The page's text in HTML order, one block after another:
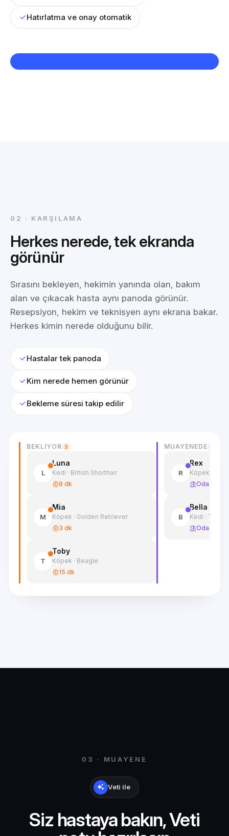
Hatırlatma ve onay otomatik
02 · KARŞILAMA
Herkes nerede, tek ekranda
görünür
Sırasını bekleyen, hekimin yanında olan, bakım
alan ve çıkacak hasta aynı panoda görünür.
Resepsiyon, hekim ve teknisyen aynı ekrana bakar.
Herkes kimin nerede olduğunu bilir.
Hastalar tek panoda
Kim nerede hemen görünür
Bekleme süresi takip edilir
BEKLIYOR 3
L
Luna
Kedi · British Shorthair
8 dk
M
Mia
Köpek · Golden Retriever
3 dk
T
Toby
Köpek · Beagle
15 dk
MUAYENEDE
R
Rex
Köpek ·
Oda 2
B
Bella
Kedi · Tekir
Oda 1
03 · MUAYENE
Veti ile
Siz hastaya bakın, Veti